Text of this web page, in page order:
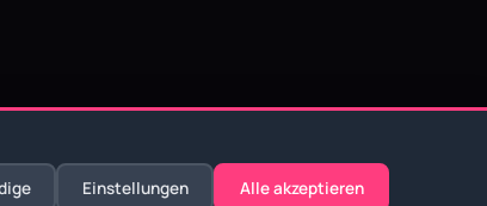
Einstellungen Alle akzeptieren